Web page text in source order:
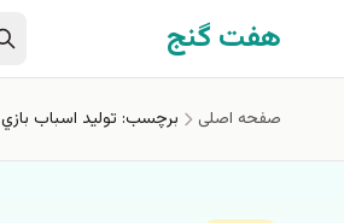
رفتن به محتوای اصلی
هفت گنج
صفحه اصلی برچسب: توليد اسباب بازي